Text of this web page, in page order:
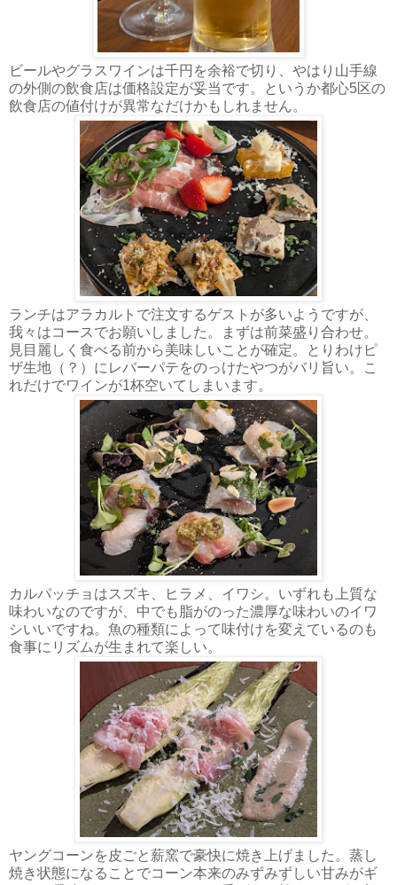
ビールやグラスワインは千円を余裕で切り、やはり山手線
の外側の飲食店は価格設定が妥当です。というか都心5区の
飲食店の値付けが異常なだけかもしれません。
ランチはアラカルトで注文するゲストが多いようですが、
我々はコースでお願いしました。まずは前菜盛り合わせ。
見目麗しく食べる前から美味しいことが確定。とりわけピ
ザ生地（？）にレバーパテをのっけたやつがバリ旨い。こ
れだけでワインが1杯空いてしまいます。
カルパッチョはスズキ、ヒラメ、イワシ。いずれも上質な
味わいなのですが、中でも脂がのった濃厚な味わいのイワ
シいいですね。魚の種類によって味付けを変えているのも
食事にリズムが生まれて楽しい。
ヤングコーンを皮ごと薪窯で豪快に焼き上げました。蒸し
焼き状態になることでコーン本来のみずみずしい甘みがギ